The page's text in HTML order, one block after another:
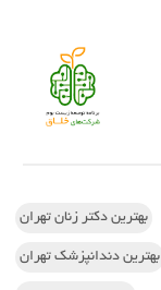
بهترین دکتر زنان تهران
بهترین دندانپزشک تهران